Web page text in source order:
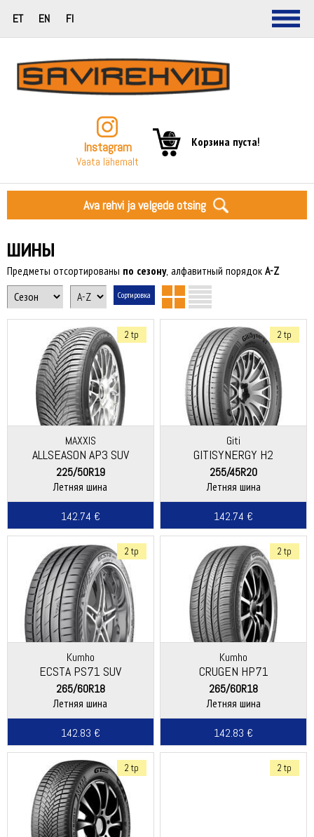
ET EN FI
Instagram
Vaata lähemalt
Корзина пуста!
Ava rehvi ja velgede otsing
ШИНЫ
Предметы отсортированы по сезону, алфавитный порядокA-Z
2 tp
MAXXIS
ALLSEASON AP3 SUV
225/50R19
Летняя шина
142.74 €
2 tp
Giti
GITISYNERGY H2
255/45R20
Летняя шина
142.74 €
2 tp
Kumho
ECSTA PS71 SUV
265/60R18
Летняя шина
142.83 €
2 tp
Kumho
CRUGEN HP71
265/60R18
Летняя шина
142.83 €
2 tp 2 tp